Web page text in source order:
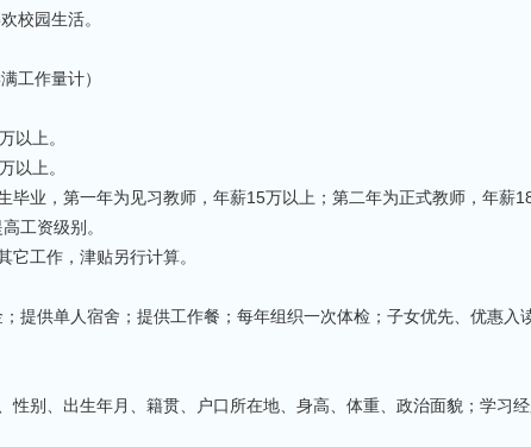
校园生活。
工作量计）
以上。
以上。
毕业，第一年为见习教师，年薪15万以上；第二年为正式教师，年薪
工资级别。
它工作，津贴另行计算。
提供单人宿舍；提供工作餐；每年组织一次体检；子女优先、优惠入
性别、出生年月、籍贯、户口所在地、身高、体重、政治面貌；学习